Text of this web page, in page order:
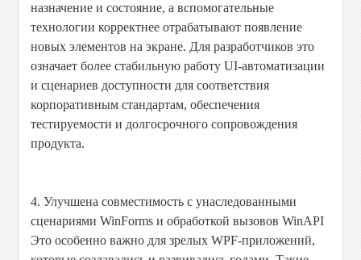
назначение и состояние, а вспомогательные
технологии корректнее отрабатывают появление
новых элементов на экране. Для разработчиков это
означает более стабильную работу UI-автоматизации
и сценариев доступности для соответствия
корпоративным стандартам, обеспечения
тестируемости и долгосрочного сопровождения
продукта.
4. Улучшена совместимость с унаследованными
сценариями WinForms и обработкой вызовов WinAPI
Это особенно важно для зрелых WPF-приложений,